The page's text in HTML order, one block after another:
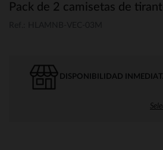
Pack de 2 camisetas de
DISPONIBILIDAD